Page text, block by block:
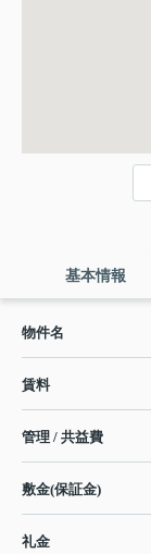
基本情報
物件名
賃料
管理 / 共益費
敷金(保証金)
礼金